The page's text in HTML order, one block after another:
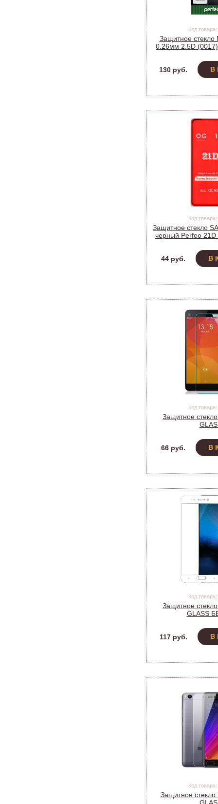
Код
Защитное стекло
0.26мм 2.5D
130 руб.
В
Код
Защитное стекло
черный Perfeo
44 руб. В
Код
Защитное
66 руб. В
Код
Защитное
GLASS
117 руб. В
Код
Защитное стекло